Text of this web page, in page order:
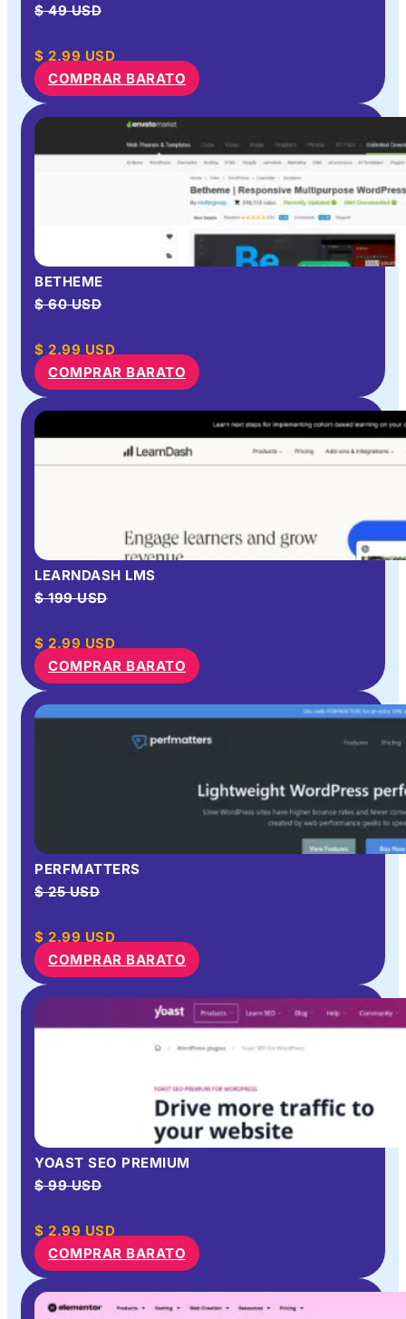
$ 49 USD
$ 2.99 USD
COMPRAR BARATO
BETHEME
$ 60 USD
$ 2.99 USD
COMPRAR BARATO
LEARNDASH LMS
$ 199 USD
$ 2.99 USD
COMPRAR BARATO
PERFMATTERS
$ 25 USD
$ 2.99 USD
COMPRAR BARATO
YOAST SEO PREMIUM
$ 99 USD
$ 2.99 USD
COMPRAR BARATO